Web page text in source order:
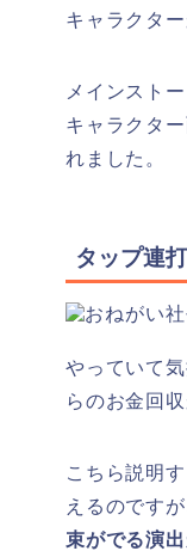
キャラクタ
メインスト
キャラクタ
れました。
タップ連
やっていて
らのお金回
こちら説明
えるのですが
束がでる演